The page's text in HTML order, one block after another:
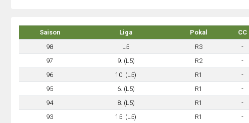
Saison Liga Pokal CC
98
L5 R3 -
97
9. (L5) R2 -
96
10. (L5) R1 -
95
6. (L5) R1 -
94
8. (L5) R1 -
93
15. (L5) R1 -